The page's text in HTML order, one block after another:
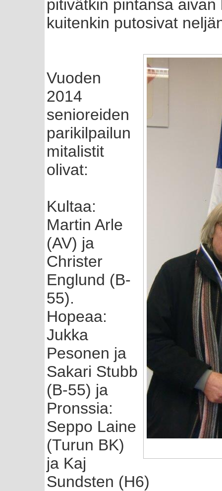
pitivätkin pintansa
kuitenkin putosivat
Vuoden
2014
senioreiden
parikilpailun
mitalistit
olivat:
Kultaa:
Martin Arle
(AV) ja
Christer
Englund (B-
55).
Hopeaa:
Jukka
Pesonen ja
Sakari Stubb
(B-55) ja
Pronssia:
Seppo Laine
(Turun BK)
ja Kaj
Sundsten (H6)